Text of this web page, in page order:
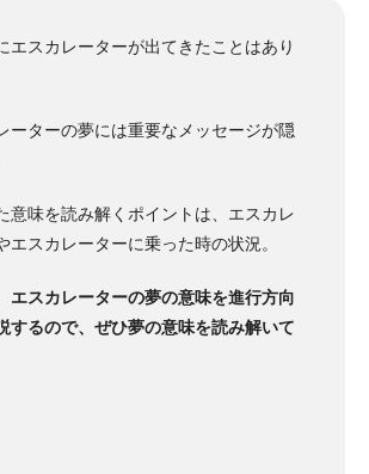
エスカレーターが出てきたことはあり
ーターの夢には重要なメッセージが隠
意味を読み解くポイントは、エスカレ
エスカレーターに乗った時の状況。
エスカレーターの夢の意味を進行方向
するので、ぜひ夢の意味を読み解いて